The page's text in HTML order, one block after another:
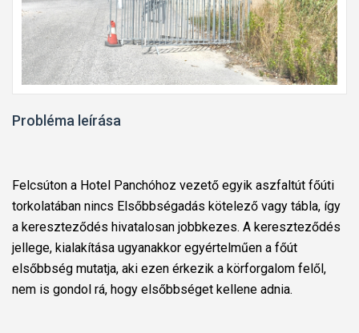
Probléma leírása
Felcsúton a Hotel Panchóhoz vezető egyik aszfaltút főúti
torkolatában nincs Elsőbbségadás kötelező vagy tábla, így
a kereszteződés hivatalosan jobbkezes. A kereszteződés
jellege, kialakítása ugyanakkor egyértelműen a főút
elsőbbség mutatja, aki ezen érkezik a körforgalom felől,
nem is gondol rá, hogy elsőbbséget kellene adnia.